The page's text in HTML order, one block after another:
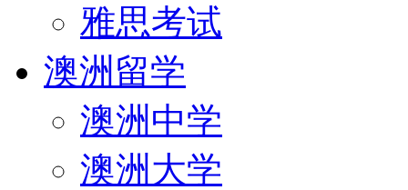
雅思考试
澳洲留学
澳洲中学
澳洲大学